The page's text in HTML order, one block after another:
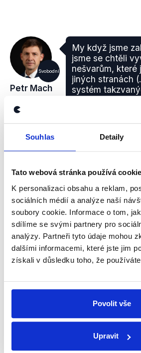
Souhlas Detaily
Tato webová stránka používá
K personalizaci obsahu a reklam,
sociálních médií a analýze naší
soubory cookie. Informace o tom,
sdílíme se svými partnery pro
analýzy. Partneři tyto údaje mohou
dalšími informacemi, které jste jim
získali v důsledku toho, že
Povolit vše
Upravit
Svobodní
Petr Mach
My když jsme
jsme se chtěli
nešvarům, které
jiných stranách
systém
PRAVDA
Svobodní své kandidáty vybírají
primárních volbách. Před letošní
také, což lze dokládat ze
Vestanovách(.pdf) Svobodných
zabývající se volbami ve straně
princip hlasování je popsán
"Volby se konají elektronicky
umožněno hlasování všem, kdo
Zvoleni jsou ti, kdo získali
hlasujících. Je-li počet
počtu volených, hlasuje se o
zvlášť „pro návrh“ a „proti